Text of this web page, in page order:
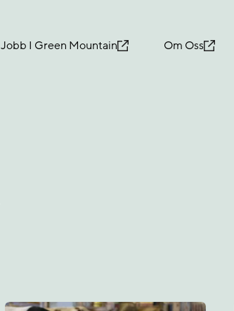
Jobb I Green Mountain Om Oss